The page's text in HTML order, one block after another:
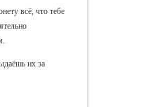
всё, что тебе
их за